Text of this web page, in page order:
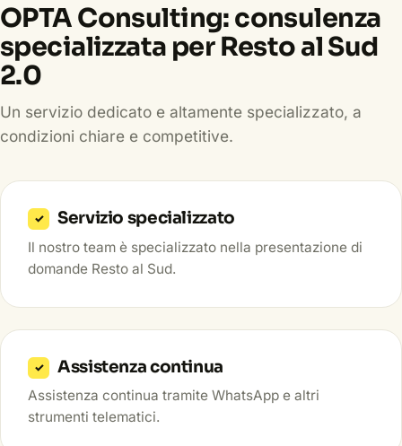
OPTA Consulting: consulenza
specializzata per Resto al Sud
2.0
Un servizio dedicato e altamente specializzato, a
condizioni chiare e competitive.
✓ Servizio specializzato
Il nostro team è specializzato nella presentazione di
domande Resto al Sud.
✓ Assistenza continua
Assistenza continua tramite WhatsApp e altri
strumenti telematici.